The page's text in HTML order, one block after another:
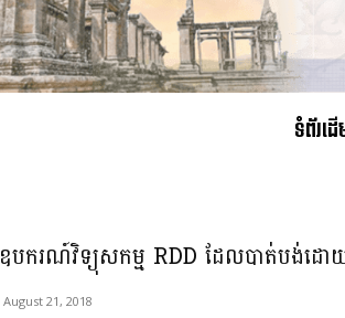
ទំព័រដ
ឧបករណ៍វិទ្យុសកម្ម RDD ដែលបាត់បង់ដោយ
August 21, 2018